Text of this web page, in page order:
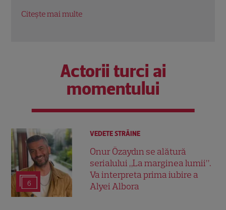
Citește mai multe
Actorii turci ai
momentului
6
VEDETE STRĂINE
Onur Özaydın se alătură
serialului „La marginea lumii”.
Va interpreta prima iubire a
Alyei Albora